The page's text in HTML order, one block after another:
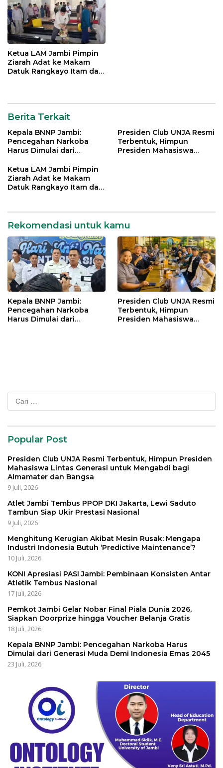
Ketua LAM Jambi Pimpin
Ziarah Adat ke Makam
Datuk Rangkayo Itam dan
Berita Terkait
Kepala BNNP Jambi:
Pencegahan Narkoba
Harus Dimulai dari
Indonesia Emas 2045
Presiden Club UNJA Resmi
Terbentuk, Himpun
Presiden Mahasiswa
Ketua LAM Jambi Pimpin
Ziarah Adat ke Makam
Datuk Rangkayo Itam dan
Rekomendasi untuk kamu
Kepala BNNP Jambi:
Pencegahan Narkoba
Harus Dimulai dari
Presiden Club UNJA Resmi
Terbentuk, Himpun
Presiden Mahasiswa
Popular Post
Presiden Club UNJA Resmi Terbentuk, Himpun Presiden
Mahasiswa Lintas Generasi untuk Mengabdi bagi
Almamater dan Bangsa
9 Juli, 2026
Atlet Jambi Tembus PPOP DKI Jakarta, Lewi Saduto
Tambun Siap Ukir Prestasi Nasional
9 Juli, 2026
Menghitung Kerugian Akibat Mesin Rusak: Mengapa
Industri Indonesia Butuh ‘Predictive Maintenance’?
10 Juli, 2026
KONI Apresiasi PASI Jambi: Pembinaan Konsisten Antar
Atletik Tembus Nasional
17 Juli, 2026
Pemkot Jambi Gelar Nobar Final Piala Dunia 2026,
Siapkan Doorprize hingga Voucher Belanja Gratis
18 Juli, 2026
Kepala BNNP Jambi: Pencegahan Narkoba Harus
Dimulai dari Generasi Muda Demi Indonesia Emas 2045
23 Juli, 2026